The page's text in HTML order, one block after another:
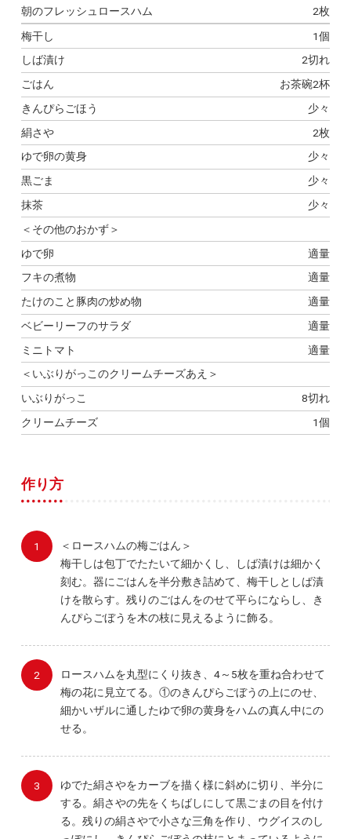
朝のフレッシュロースハム
2枚
梅干し
1個
しば漬け
2切れ
ごはん
お茶碗2杯
きんぴらごほう
少々
絹さや
2枚
ゆで卵の黄身
少々
黒ごま
少々
抹茶
少々
＜その他のおかず＞
ゆで卵
適量
フキの煮物
適量
たけのこと豚肉の炒め物
適量
ベビーリーフのサラダ
適量
ミニトマト
適量
＜いぶりがっこのクリームチーズあえ＞
いぶりがっこ
8切れ
クリームチーズ
1個
作り方
＜ロースハムの梅ごはん＞
梅干しは包丁でたたいて細かくし、しば漬けは細かく
刻む。器にごはんを半分敷き詰めて、梅干しとしば漬
けを散らす。残りのごはんをのせて平らにならし、き
んぴらごぼうを木の枝に見えるように飾る。
ロースハムを丸型にくり抜き、4～5枚を重ね合わせて
梅の花に見立てる。①のきんぴらごぼうの上にのせ、
細かいザルに通したゆで卵の黄身をハムの真ん中にの
せる。
ゆでた絹さやをカーブを描く様に斜めに切り、半分に
する。絹さやの先をくちばしにして黒ごまの目を付け
る。残りの絹さやで小さな三角を作り、ウグイスのし